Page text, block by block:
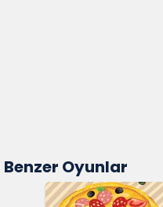
Benzer Oyunlar